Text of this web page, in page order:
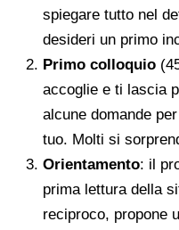
spiegare tutto nel
desideri un primo
Primo colloquio
accoglie e ti lascia
alcune domande
tuo. Molti si
Orientamento: il
prima lettura della
reciproco, propone